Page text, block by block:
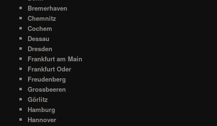
Bremerhaven
Chemnitz
Cochem
Dessau
Dresden
Frankfurt am Main
Frankfurt Oder
Freudenberg
Grossbeeren
Görlitz
Hamburg
Hannover